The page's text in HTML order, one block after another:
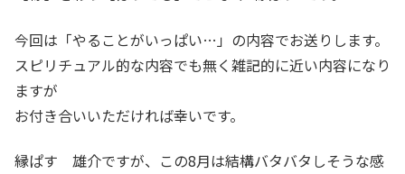
今回は「やることがいっぱい…」の内容でお送りします。
スピリチュアル的な内容でも無く雑記的に近い内容になり
ますが
お付き合いいただければ幸いです。
縁ぱす 雄介ですが、この8月は結構バタバタしそうな感